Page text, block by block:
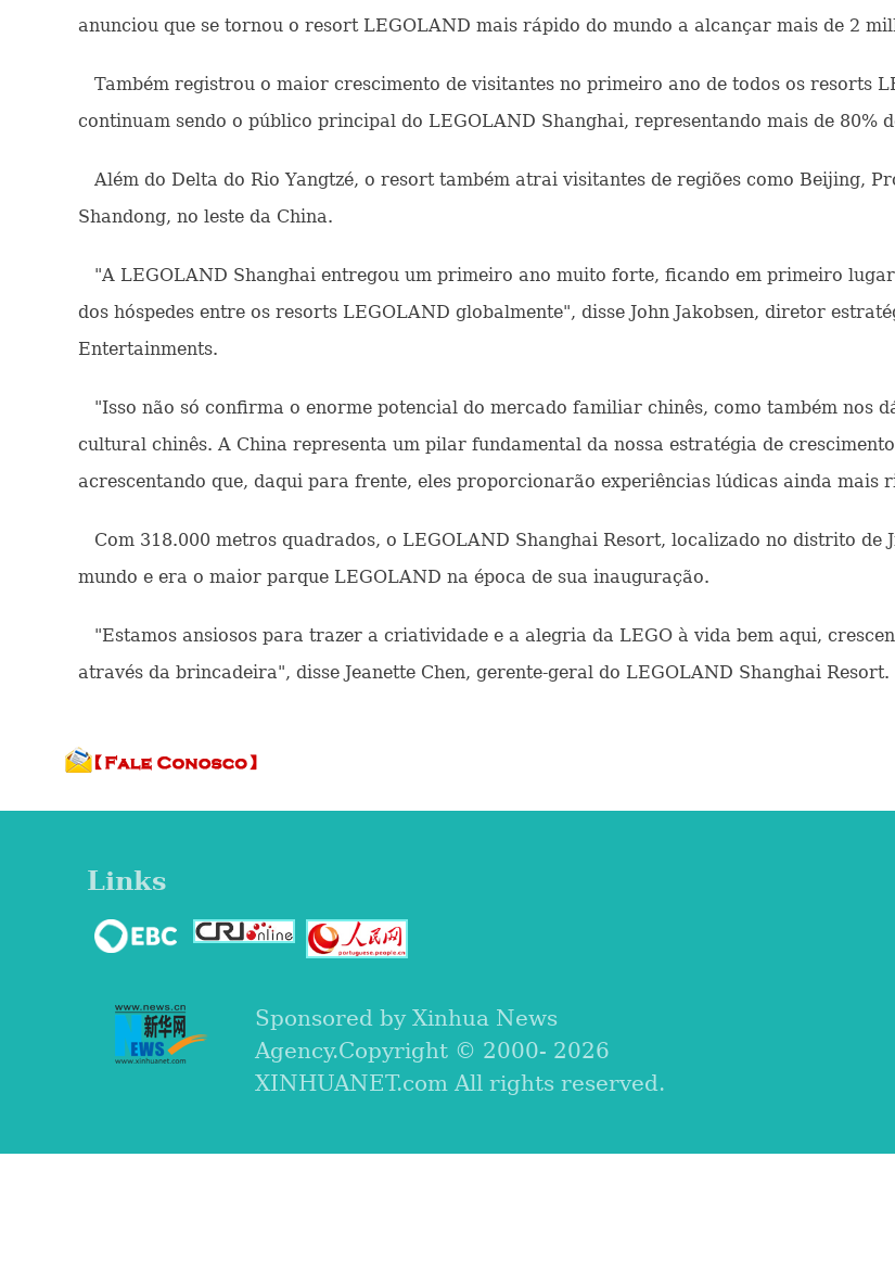
anunciou que se tornou o resort LEGOLAND mais rápido do mundo a alcançar mais de 2
Também registrou o maior crescimento de visitantes no primeiro ano de todos os resorts
continuam sendo o público principal do LEGOLAND Shanghai, representando mais de 80%
Além do Delta do Rio Yangtzé, o resort também atrai visitantes de regiões como Beijing,
Shandong, no leste da China.
"A LEGOLAND Shanghai entregou um primeiro ano muito forte, ficando em primeiro
dos hóspedes entre os resorts LEGOLAND globalmente", disse John Jakobsen, diretor
Entertainments.
"Isso não só confirma o enorme potencial do mercado familiar chinês, como também nos
cultural chinês. A China representa um pilar fundamental da nossa estratégia de
acrescentando que, daqui para frente, eles proporcionarão experiências lúdicas ainda mais
Com 318.000 metros quadrados, o LEGOLAND Shanghai Resort, localizado no distrito de
mundo e era o maior parque LEGOLAND na época de sua inauguração.
"Estamos ansiosos para trazer a criatividade e a alegria da LEGO à vida bem aqui,
através da brincadeira", disse Jeanette Chen, gerente-geral do LEGOLAND Shanghai Resort.
Links
Sponsored by Xinhua News
Agency.Copyright © 2000- 2026
XINHUANET.com All rights reserved.